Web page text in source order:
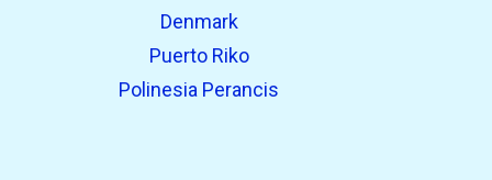
Denmark
Puerto Riko
Polinesia Perancis